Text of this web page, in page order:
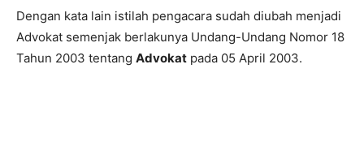
Dengan kata lain istilah pengacara sudah diubah menjadi
Advokat semenjak berlakunya Undang-Undang Nomor 18
Tahun 2003 tentang Advokat pada 05 April 2003.